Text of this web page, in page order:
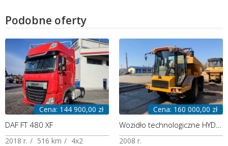
Podobne oferty
Cena: 144 900,00 zł
DAF FT 480 XF
2018 r. 516 km 4x2
Cena: 160 000,00 zł
2008 r.